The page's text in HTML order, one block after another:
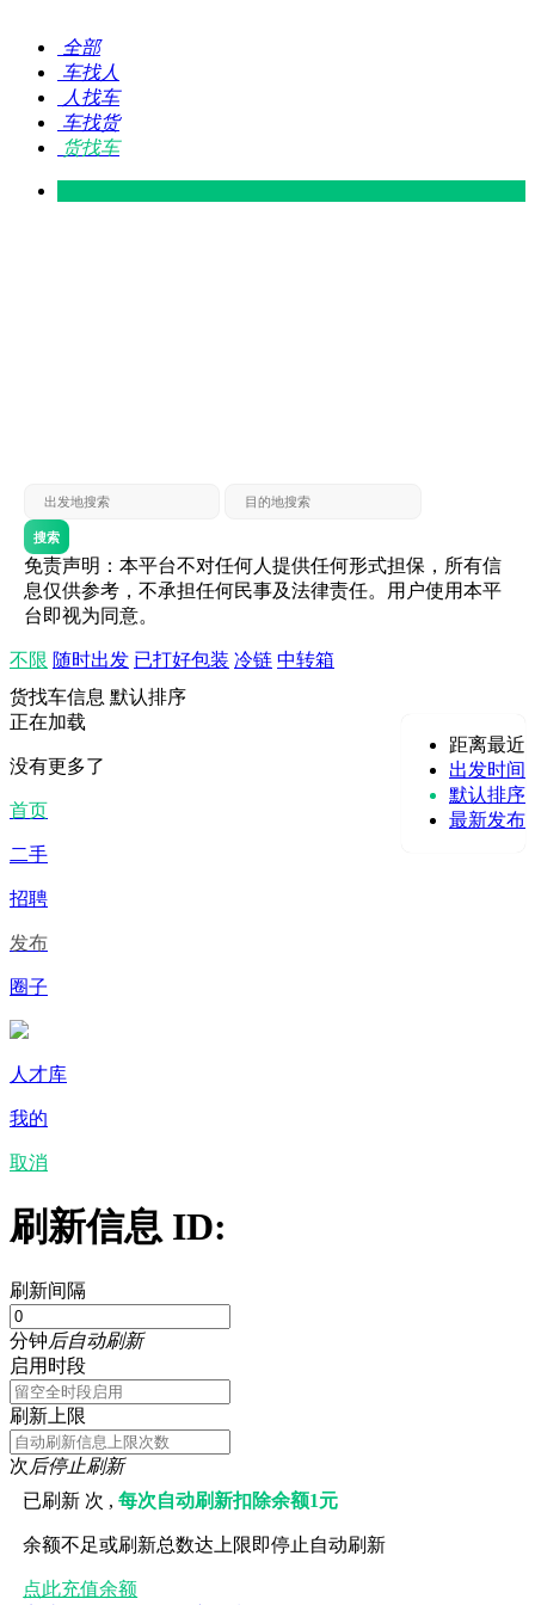
全部
车找人
人找车
车找货
货找车
搜索
免责声明：本平台不对任何人提供任何形式担保，所有信
息仅供参考，不承担任何民事及法律责任。用户使用本平
台即视为同意。
不限 随时出发 已打好包装 冷链 中转箱
货找车信息 默认排序
距离最近
出发时间
默认排序
最新发布
正在加载
没有更多了
首页
二手
招聘
发布
圈子
人才库
我的
取消
刷新信息 ID:
刷新间隔
分钟后自动刷新
启用时段
刷新上限
次后停止刷新
已刷新次 ,每次自动刷新扣除余额1元
余额不足或刷新总数达上限即停止自动刷新
点此充值余额